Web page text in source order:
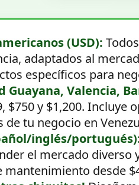
(USD):
adaptados al
específicos para
Guayana, Valencia,
$750 y $1,200.
de tu negocio en
inglés/
el mercado diverso
mantenimiento desde